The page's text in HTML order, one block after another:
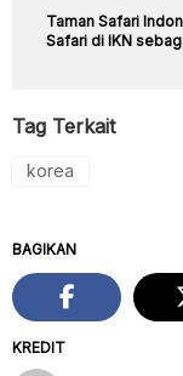
Taman Safari
Safari di IKN
Tag Terkait
korea
KREDIT
BAGIKAN